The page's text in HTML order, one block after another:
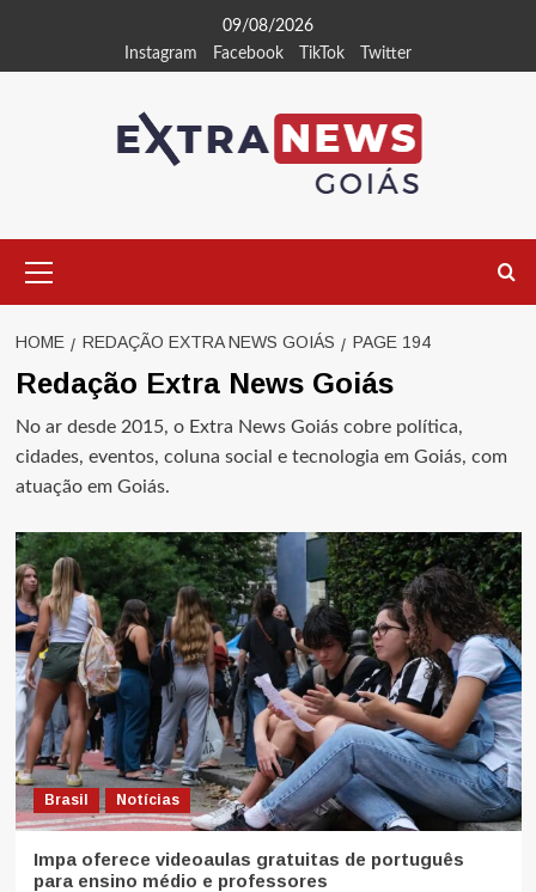
09/08/2026
Instagram
Facebook TikTok Twitter
Menu
HOME REDAÇÃO EXTRA NEWS GOIÁS PAGE 194
Redação Extra News Goiás
No ar desde 2015, o Extra News Goiás cobre política,
cidades, eventos, coluna social e tecnologia em Goiás, com
atuação em Goiás.
Brasil Notícias
Impa oferece videoaulas gratuitas de português
para ensino médio e professores